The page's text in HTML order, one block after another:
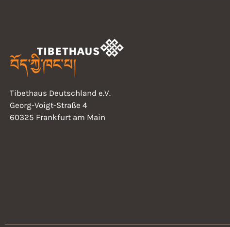
Tibethaus Deutschland e.V.
Georg-Voigt-Straße 4
60325 Frankfurt am Main